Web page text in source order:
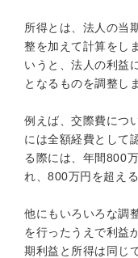
所得とは、法人の当
整を加えて計算をし
いうと、法人の利益
となるものを調整し
例えば、交際費につ
には全額経費として
る際には、年間800
れ、800万円を超え
他にもいろいろな調
を行ったうえで利益
期利益と所得は同じ